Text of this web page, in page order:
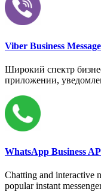
Viber Business
Широкий спектр
приложении,
WhatsApp Business
Chatting and interactive
popular instant